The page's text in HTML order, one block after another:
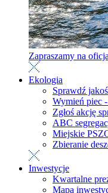
Zapraszamy na
Ekologia
Sprawdź
Wymień piec
Zgłoś akcję
ABC
Miejskie
Zbieranie
Inwestycje
Kwartalne
Mapa